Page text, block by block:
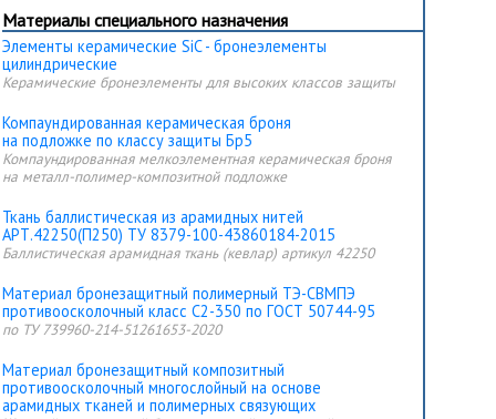
Материалы специального назначения
Элементы керамические SiC - бронеэлементы
цилиндрические
Керамические бронеэлементы для высоких классов защиты
Компаундированная керамическая броня
на подложке по классу защиты Бр5
Компаундированная мелкоэлементная керамическая броня
на металл-полимер-композитной подложке
Ткань баллистическая из арамидных нитей
АРТ.42250(П250) ТУ 8379-100-43860184-2015
Баллистическая арамидная ткань (кевлар) артикул 42250
Материал бронезащитный полимерный ТЭ-СВМПЭ
противоосколочный класс С2-350 по ГОСТ 50744-95
по ТУ 739960-214-51261653-2020
Материал бронезащитный композитный
противоосколочный многослойный на основе
арамидных тканей и полимерных связующих